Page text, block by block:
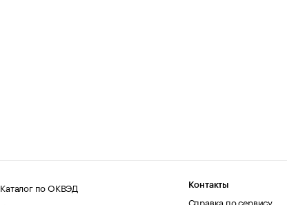
Каталог по ОКВЭД
Контакты
Справка по сервису